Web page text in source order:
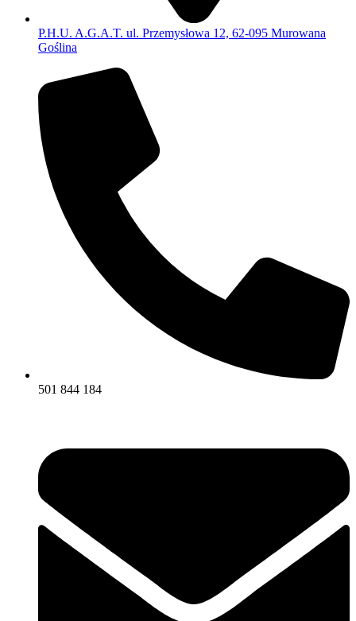
P.H.U. A.G.A.T. ul. Przemysłowa 12, 62-095 Murowana
Goślina
501 844 184